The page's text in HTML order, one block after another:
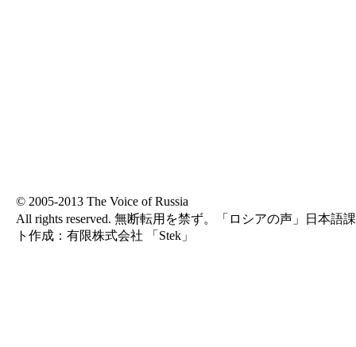
© 2005-2013 The Voice of Russia
All rights reserved. 無断転用を禁ず。「ロシアの声」日本語
ト作成：有限株式会社 「Stek」